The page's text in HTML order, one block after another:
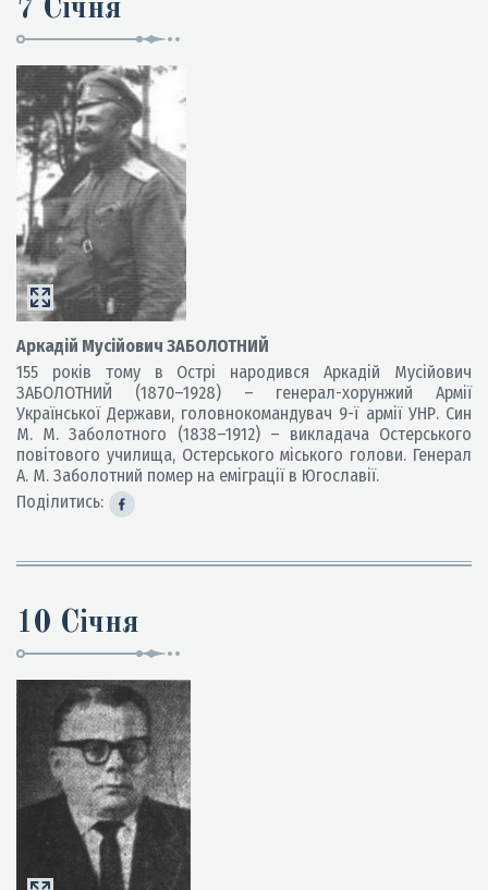
7 Січня
Аркадій Мусійович ЗАБОЛОТНИЙ
155 років тому в Острі народився Аркадій Мусійович
ЗАБОЛОТНИЙ (1870–1928) – генерал-хорунжий Армії
Української Держави, головнокомандувач 9-ї армії УНР. Син
М. М. Заболотного (1838–1912) – викладача Остерського
повітового училища, Остерського міського голови. Генерал
А. М. Заболотний помер на еміграції в Югославії.
Поділитись:
10 Січня